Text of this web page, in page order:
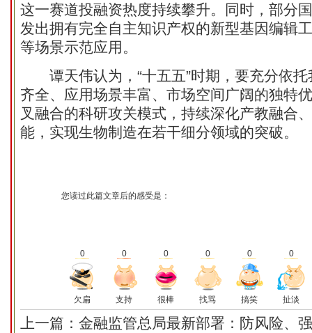
这一赛道投融资热度持续攀升。同时，部分
发出拥有完全自主知识产权的新型基因编辑
等场景示范应用。
谭天伟认为，“十五五”时期，要充分依托
齐全、应用场景丰富、市场空间广阔的独特
叉融合的科研攻关模式，持续深化产教融合
能，实现生物制造在若干细分领域的突破。
您读过此篇文章后的感受是：
0 0 0 0 0 0
欠扁 支持 很棒 找骂 搞笑 扯淡
上一篇：金融监管总局最新部署：防风险、